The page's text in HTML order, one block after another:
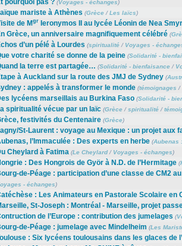
(Voyages - échanges)
mariste à Athènes (Grèce/Les laïcs)
de MgrIeronymos II au lycée Léonin de Nea
Grèce, un anniversaire magnifiquement célébré (
d’un pélé à Lourdes (spiritualité/ Voyages -
votre charité se donne de la peine (Solidarité -
la terre est partagée… (Solidarité - bienfaisance/
à Auckland sur la route des JMJ de Sydney (
: appelés à transformer le monde (témoignages /
lycéens marseillais au Burkina Faso (Solidarité -
spiritualité vécue par un laïc (Grèce/ spiritualité/
festivités du Centenaire (Grèce)
St-Laurent : voyage au Mexique : un projet aux
l’Immaculée : Des experts en herbe (Aubenas
Cheylard à Fatima (Le Cheylard/ Voyages - échanges)
: Des Hongrois de Györ à N.D. de l’Hermitage (
de-Péage : participation d’une classe de CM2 au
- échanges)
: Les Animateurs en Pastorale Scolaire en
St-Joseph : Montréal - Marseille, projet
de l’Europe : contribution des jumelages (
de-Péage : jumelage avec Mindelheim (Les
: Six lycéens toulousains dans les glaces de